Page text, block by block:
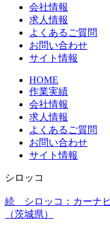
会社情報
求人情報
よくあるご質問
お問い合わせ
サイト情報
HOME
作業実績
会社情報
求人情報
よくあるご質問
お問い合わせ
サイト情報
シロッコ
続 シロッコ：カーナ
（茨城県）